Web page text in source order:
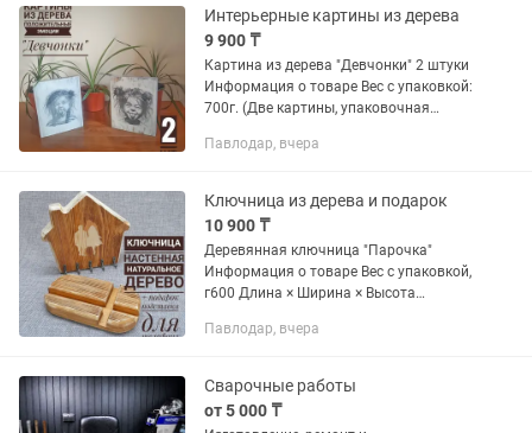
Интерьерные картины из дерева
9 900 ₸
Картина из дерева "Девчонки" 2 штуки
Информация о товаре Вес с упаковкой:
700г. (Две картины, упаковочная
Высота 190мм Ширина 150мм
Павлодар, вчера
Ключница из дерева и подарок
10 900 ₸
Деревянная ключница "Парочка"
Информация о товаре Вес с упаковкой,
г600 Длина × Ширина × Высота
Характеристики Аннотация
телефона —...
Павлодар, вчера
Сварочные работы
от 5 000 ₸